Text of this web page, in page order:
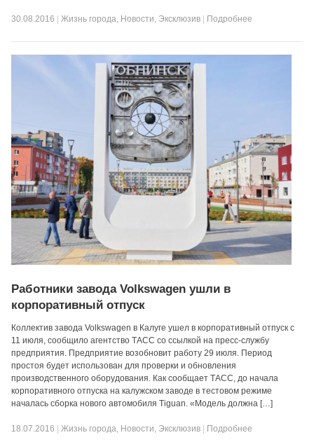
30.08.2016 |Жизнь города, Новости, Эксклюзив Подробнее
Работники завода Volkswagen ушли в
корпоративный отпуск
Коллектив завода Volkswagen в Калуге ушел в корпоративный отпуск с
11 июля, сообщило агентство ТАСС со ссылкой на пресс-службу
предприятия. Предприятие возобновит работу 29 июля. Период
простоя будет использован для проверки и обновления
производственного оборудования. Как сообщает ТАСС, до начала
корпоративного отпуска на калужском заводе в тестовом режиме
началась сборка нового автомобиля Tiguan. «Модель должна […]
18.07.2016 |Жизнь города, Новости, Эксклюзив Подробнее